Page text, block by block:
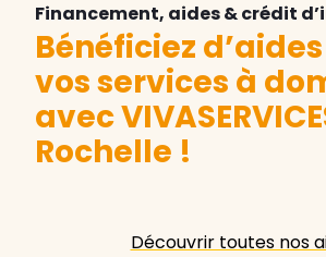
Financement, aides & crédit
Bénéficiez
vos services à
avec
Rochelle !
Découvrir toutes nos